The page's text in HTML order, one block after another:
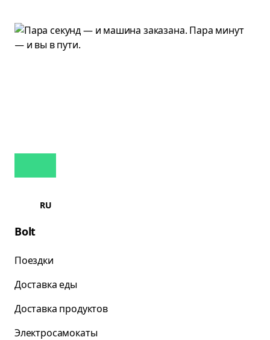
RU
Bolt
Поездки
Доставка еды
Доставка продуктов
Электросамокаты